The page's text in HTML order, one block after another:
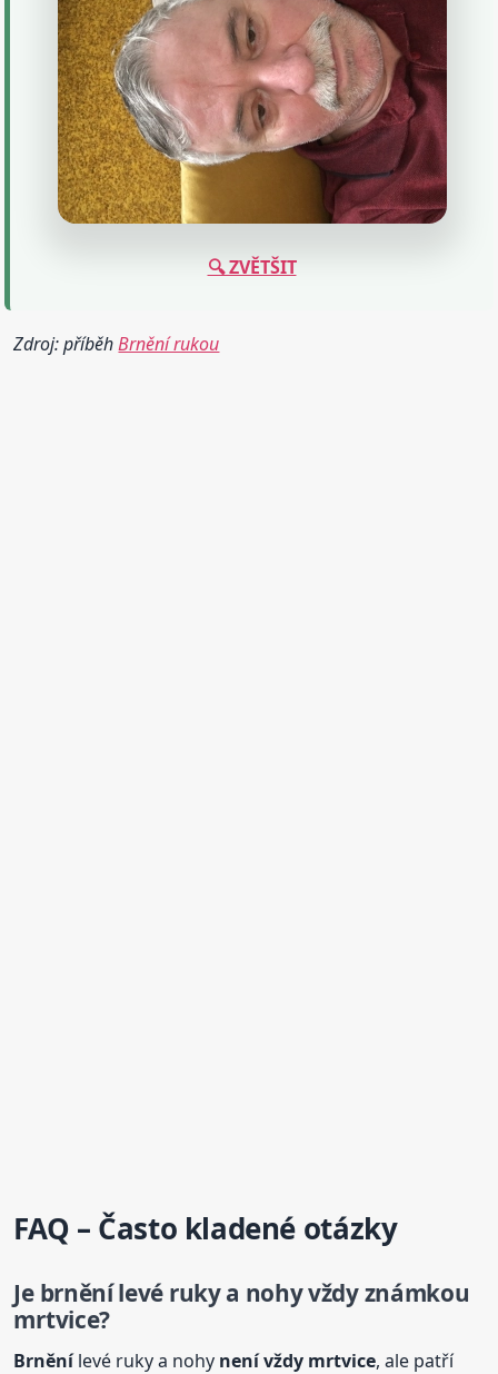
🔍 ZVĚTŠIT
Zdroj: příběhBrnění rukou
FAQ – Často kladené otázky
Je brněnílevé ruky a nohy vždy známkou
mrtvice?
Brněnílevé ruky a nohy není vždy mrtvice, ale patří